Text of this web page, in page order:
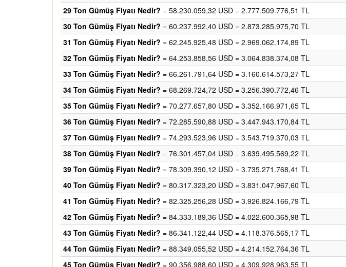
29 Ton Gümüş Fiyatı Nedir? = 58.230.059,32 USD = 2.777.509.776,51 TL
30 Ton Gümüş Fiyatı Nedir? = 60.237.992,40 USD = 2.873.285.975,70 TL
31 Ton Gümüş Fiyatı Nedir? = 62.245.925,48 USD = 2.969.062.174,89 TL
32 Ton Gümüş Fiyatı Nedir? = 64.253.858,56 USD = 3.064.838.374,08 TL
33 Ton Gümüş Fiyatı Nedir? = 66.261.791,64 USD = 3.160.614.573,27 TL
34 Ton Gümüş Fiyatı Nedir? = 68.269.724,72 USD = 3.256.390.772,46 TL
35 Ton Gümüş Fiyatı Nedir? = 70.277.657,80 USD = 3.352.166.971,65 TL
36 Ton Gümüş Fiyatı Nedir? = 72.285.590,88 USD = 3.447.943.170,84 TL
37 Ton Gümüş Fiyatı Nedir? = 74.293.523,96 USD = 3.543.719.370,03 TL
38 Ton Gümüş Fiyatı Nedir? = 76.301.457,04 USD = 3.639.495.569,22 TL
39 Ton Gümüş Fiyatı Nedir? = 78.309.390,12 USD = 3.735.271.768,41 TL
40 Ton Gümüş Fiyatı Nedir? = 80.317.323,20 USD = 3.831.047.967,60 TL
41 Ton Gümüş Fiyatı Nedir? = 82.325.256,28 USD = 3.926.824.166,79 TL
42 Ton Gümüş Fiyatı Nedir? = 84.333.189,36 USD = 4.022.600.365,98 TL
43 Ton Gümüş Fiyatı Nedir? = 86.341.122,44 USD = 4.118.376.565,17 TL
44 Ton Gümüş Fiyatı Nedir? = 88.349.055,52 USD = 4.214.152.764,36 TL
45 Ton Gümüş Fiyatı Nedir? = 90.356.988,60 USD = 4.309.928.963,55 TL